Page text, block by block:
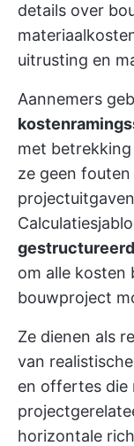
details over
uitrusting en
Aannemers
met
ze geen
om alle kosten
bouwproject
Ze dienen als
van
en offertes die
horizontale